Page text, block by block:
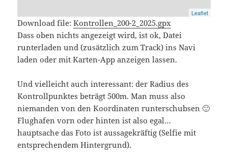
Leaflet
Download file:Kontrollen_200-2_2025.gpx
Dass oben nichts angezeigt wird, ist ok, Datei
runterladen und (zusätzlich zum Track) ins Navi
laden oder mit Karten-App anzeigen lassen.
Und vielleicht auch interessant: der Radius des
Kontrollpunktes beträgt 500m. Man muss also
niemanden von den Koordinaten runterschubsen 🙂
Flughafen vorn oder hinten ist also egal…
hauptsache das Foto ist aussagekräftig (Selfie mit
entsprechendem Hintergrund).